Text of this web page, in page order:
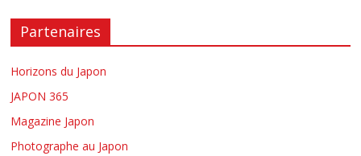
Partenaires
Horizons du Japon
JAPON 365
Magazine Japon
Photographe au Japon